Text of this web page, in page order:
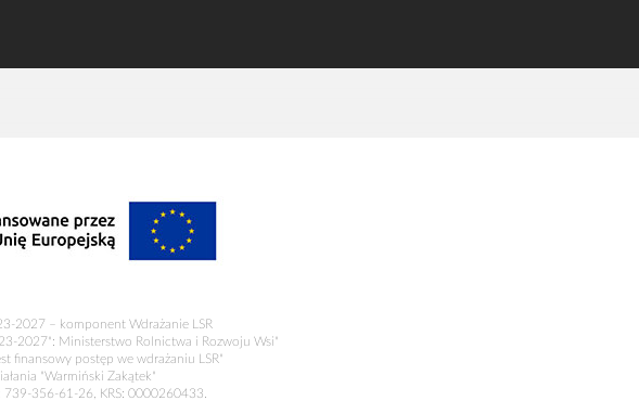
2027 – komponent Wdrażanie LSR
2027": Ministerstwo Rolnictwa i Rozwoju Wsi"
finansowy postęp we wdrażaniu LSR"
"Warmiński Zakątek"
356-61-26, KRS: 0000260433.